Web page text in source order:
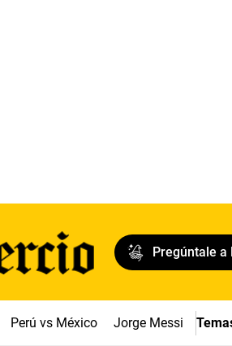
Pregúntale a
Perú vs México Jorge Messi